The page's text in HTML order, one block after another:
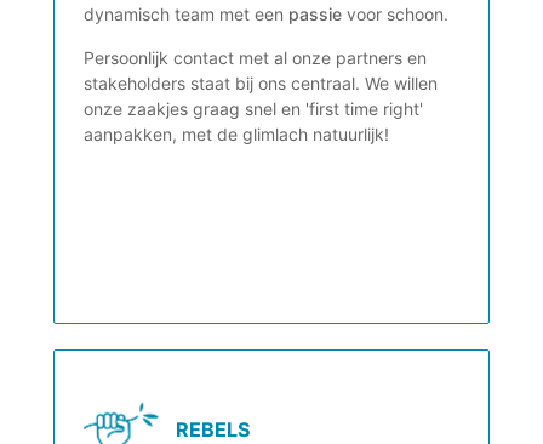
dynamisch team met een passie voor schoon.
Persoonlijk contact met al onze partners en
stakeholders staat bij ons centraal. We willen
onze zaakjes graag snel en 'first time right'
aanpakken, met de glimlach natuurlijk!
REBELS